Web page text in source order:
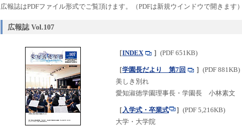
広報誌はPDFファイル形式でご覧頂けます。（PDFは新規ウインドウで開きます）
広報誌 Vol.107
［INDEX ］ (PDF 651KB)
［学園長だより 第7回 ］ (PDF 881KB)
美しき別れ
愛知淑徳学園理事長・学園長 小林素文
［入学式・卒業式 ］ (PDF 5,216KB)
大学・大学院